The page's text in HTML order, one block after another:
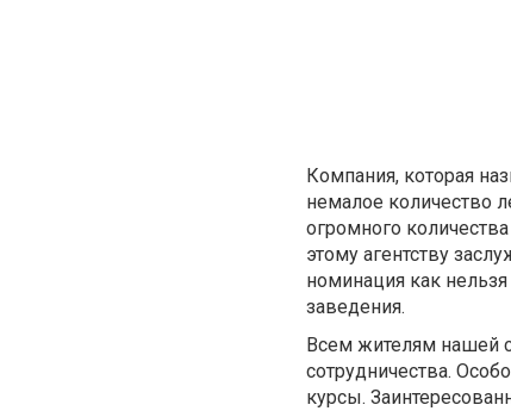
Компания, которая
немалое количество
огромного
этому агентству
номинация как
заведения.
Всем жителям нашей
сотрудничества.
курсы.